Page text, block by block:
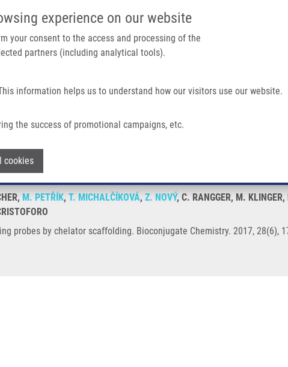
experience on our website
your consent to the access and processing of the
partners (including analytical tools).
information helps us to understand how our visitors use our website.
the success of promotional campaigns, etc.
cookies
IMTM PORTÁL
Main navigation
Scaffolding
probes by chelator scaffolding
M. PETŘÍK, T. MICHALČÍKOVÁ, Z. NOVÝ, C. RANGGER, M. KLINGER,
probes by chelator scaffolding. Bioconjugate Chemistry. 2017, 28(6),